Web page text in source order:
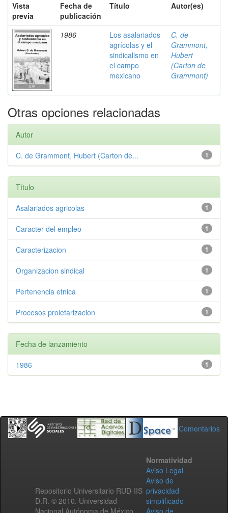
Vista
previa
Fecha de
publicación
Título Autor(es)
1986
Los asalariados
agrícolas y el
sindicalismo en
el campo
mexicano
C. de
Grammont,
Hubert
(Carton de
Grammont)
Otras opciones relacionadas
Autor
1
C. de Grammont, Hubert (Carton de...
Título
1
Asalariados agricolas
1
Caracter del empleo
1
Caracterizacion
1
Organizacion sindical
1
Pertenencia etnica
1
Procesos proletarizacion
Fecha de lanzamiento
1
1986
Comentarios
Repositorio Universitario RUD-IIS
D.R. © 2010. Universidad
Nacional Autónoma de México.
Normatividad
Aviso Legal
Aviso de
privacidad
simplificado
Aviso de